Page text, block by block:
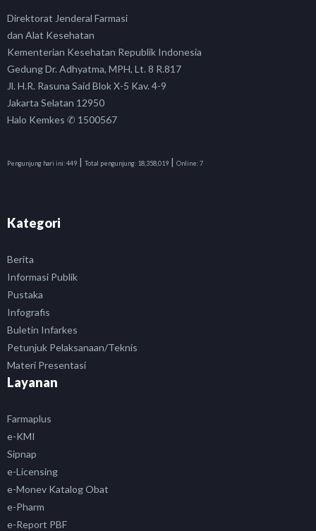
Direktorat Jenderal Farmasi
dan Alat Kesehatan
Kementerian Kesehatan Republik Indonesia
Gedung Dr. Adhyatma, MPH, Lt. 8 R.817
Jl. H.R. Rasuna Said Blok X-5 Kav. 4-9
Jakarta Selatan 12950
Halo Kemkes ✆ 1500567
Pengunjung hari ini:449 | Total pengunjung: 18,358,019 | Online:7
Kategori
Berita
Informasi Publik
Pustaka
Infografis
Buletin Infarkes
Petunjuk Pelaksanaan/Teknis
Materi Presentasi
Layanan
Farmaplus
e-KMI
Sipnap
e-Licensing
e-Monev Katalog Obat
e-Pharm
e-Report PBF